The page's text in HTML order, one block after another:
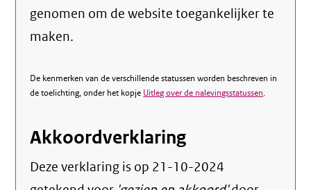
genomen om de website toegankelijker te
maken.
De kenmerken van de verschillende statussen worden beschreven in
de toelichting, onder het kopje Uitleg over de nalevingsstatussen.
Akkoordverklaring
Deze verklaring is op 21-10-2024